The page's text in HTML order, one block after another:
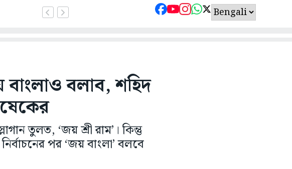
বলাব, শহিদ
তুলত, ‘জয় শ্রী রাম’। কিন্তু
পর ‘জয় বাংলা’ বলবে